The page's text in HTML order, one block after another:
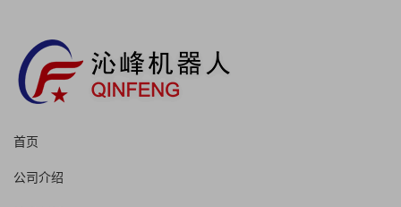
首页
公司介绍